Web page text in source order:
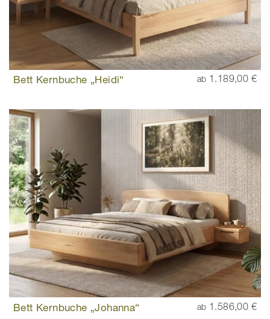
Bett Kernbuche „Heidi“ ab 1.189,00 €
Bett Kernbuche „Johanna“ ab 1.586,00 €